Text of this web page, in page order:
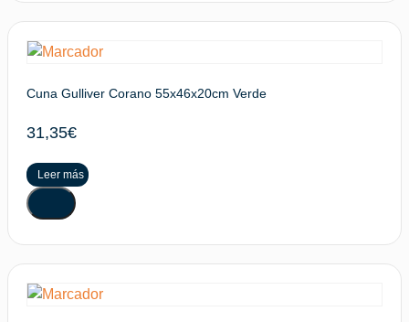
Cuna Gulliver Corano 55x46x20cm Verde
31,35€
Leer más